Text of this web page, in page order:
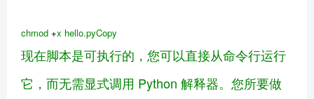
chmod +x hello.pyCopy
现在脚本是可执行的，您可以直接从命令行运行
它，而无需显式调用 Python 解释器。您所要做